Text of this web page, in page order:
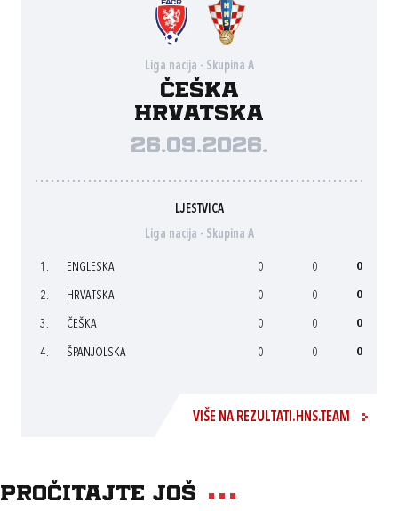
Liga nacija - Skupina A
Češka
Hrvatska
26.09.2026.
LJESTVICA
Liga nacija - Skupina A
1. ENGLESKA 0 0 0
2. HRVATSKA 0 0 0
3. ČEŠKA 0 0 0
4. ŠPANJOLSKA 0 0 0
VIŠE NA REZULTATI.HNS.TEAM
Pročitajte još